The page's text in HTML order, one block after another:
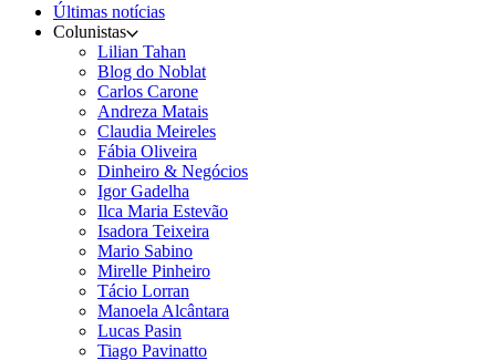
Últimas notícias
Colunistas
Lilian Tahan
Blog do Noblat
Carlos Carone
Andreza Matais
Claudia Meireles
Fábia Oliveira
Dinheiro & Negócios
Igor Gadelha
Ilca Maria Estevão
Isadora Teixeira
Mario Sabino
Mirelle Pinheiro
Tácio Lorran
Manoela Alcântara
Lucas Pasin
Tiago Pavinatto